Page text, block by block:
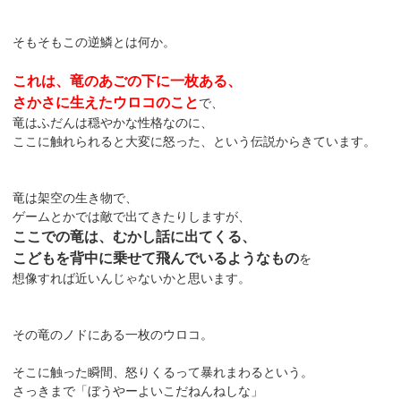
そもそもこの逆鱗とは何か。
これは、竜のあごの下に一枚ある、
さかさに生えたウロコのことで、
竜はふだんは穏やかな性格なのに、
ここに触れられると大変に怒った、という伝説からきています。
竜は架空の生き物で、
ゲームとかでは敵で出てきたりしますが、
ここでの竜は、むかし話に出てくる、
こどもを背中に乗せて飛んでいるようなものを
想像すれば近いんじゃないかと思います。
その竜のノドにある一枚のウロコ。
そこに触った瞬間、怒りくるって暴れまわるという。
さっきまで「ぼうやーよいこだねんねしな」